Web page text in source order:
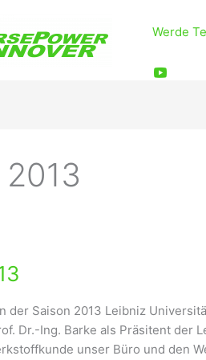
Werde
der Saison 2013 Leibniz
Dr.-Ing. Barke als Präsitent der
unser Büro und den